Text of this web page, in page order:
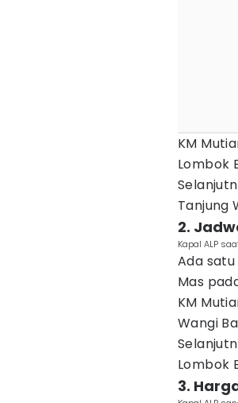
KM
Lombok
Tanjung
2.
Kapal ALP
Ada
Mas
KM
Wangi
Lombok
3.